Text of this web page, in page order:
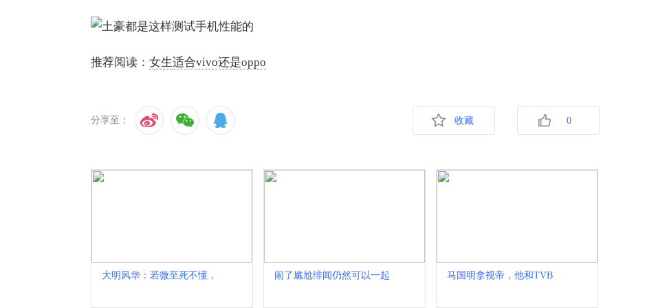
推荐阅读： 女生适合vivo还是oppo
分享至： 0
收藏
大明风华：若微至死不懂， 闹了尴尬绯闻仍然可以一起 马国明拿视帝，他和TVB